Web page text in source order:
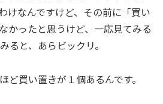
けなんですけど、その前に「買い
かったと思うけど、一応見てみる
と、あらビックリ。
ど買い置きが１個あるんです。